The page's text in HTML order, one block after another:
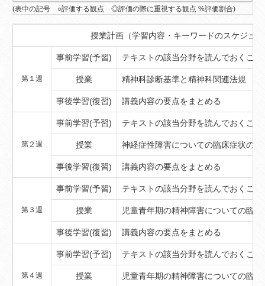
(表中の記号 ○評価する観点 ◎評価の際に重視する観点 %評価割合)
授業計画（学習内容・キーワードのスケジュ
第１週
事前学習(予習) テキストの該当分野を読んでおくこと
授業 精神科診断基準と精神科関連法規
事後学習(復習) 講義内容の要点をまとめる
第２週
事前学習(予習) テキストの該当分野を読んでおくこと
授業 神経症性障害についての臨床症状の
事後学習(復習) 講義内容の要点をまとめる
第３週
事前学習(予習) テキストの該当分野を読んでおくこと
授業 児童青年期の精神障害についての臨
事後学習(復習) 講義内容の要点をまとめる
第４週
事前学習(予習) テキストの該当分野を読んでおくこと
授業 児童青年期の精神障害についての臨